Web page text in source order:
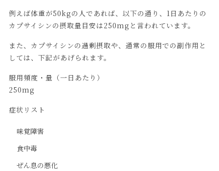
例えば体重が50kgの人であれば、以下の通り、1日あたりの
カプサイシンの摂取量目安は250mgと言われています。
また、カプサイシンの過剰摂取や、通常の服用での副作用と
しては、下記があげられます。
服用頻度・量（一日あたり）
250mg
症状リスト
味覚障害
食中毒
ぜん息の悪化